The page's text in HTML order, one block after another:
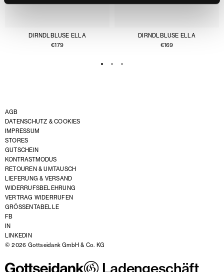
DIRNDLBLUSE ELLA
€179
DIRNDLBLUSE ELLA
€169
AGB
DATENSCHUTZ & COOKIES
IMPRESSUM
STORES
GUTSCHEIN
KONTRASTMODUS
RETOUREN & UMTAUSCH
LIEFERUNG & VERSAND
WIDERRUFSBELEHRUNG
VERTRAG WIDERRUFEN
GRÖSSENTABELLE
FB
IN
LINKEDIN
© 2026 Gottseidank GmbH & Co. KG
Ladengeschäft